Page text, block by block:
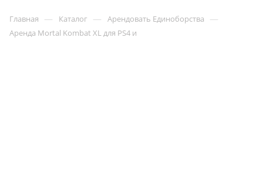
Главная — Каталог — Арендовать Единоборства —
Аренда Mortal Kombat XL для PS4 и